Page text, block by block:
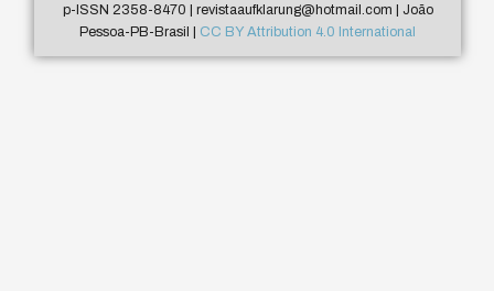
p-ISSN 2358-8470 | revistaaufklarung@hotmail.com | João
Pessoa-PB-Brasil | CC BY Attribution 4.0 International